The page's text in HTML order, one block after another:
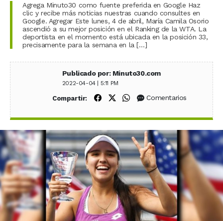
Agrega Minuto30 como fuente preferida en Google Haz
clic y recibe más noticias nuestras cuando consultes en
Google. Agregar Este lunes, 4 de abril, María Camila Osorio
ascendió a su mejor posición en el Ranking de la WTA. La
deportista en el momento está ubicada en la posición 33,
precisamente para la semana en la […]
Publicado por: Minuto30.com
2022-04-04 | 5:11 PM
Compartir: Compartir en Facebook
Compartir en X (Twitter)
Compartir en WhatsApp
Comentarios